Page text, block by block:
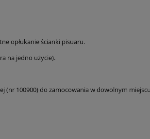
opłukanie ścianki pisuaru.
na jedno użycie).
(nr 100900) do zamocowania w dowolnym